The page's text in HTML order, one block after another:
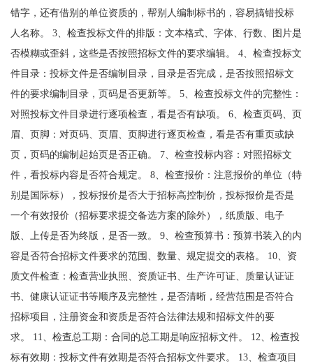
错字，还有借别的单位资质的，帮别人编制标书的，容易搞错投标
人名称。 3、检查投标文件的排版：文本格式、字体、行数、图片是
否模糊或歪斜，这些是否按照招标文件的要求编辑。 4、检查投标文
件目录：投标文件是否编制目录，目录是否完成，是否按照招标文
件的要求编制目录，页码是否更新等。 5、检查投标文件的完整性：
对照投标文件目录进行逐项检查，看是否有缺项。 6、检查页码、页
眉、页脚：对页码、页眉、页脚进行逐页检查，看是否有重页或缺
页，页码的编制起始页是否正确。 7、检查投标内容：对照招标文
件，看投标内容是否符合规定。 8、检查报价：注意报价的单位（特
别是国际标），投标报价是否大于招标高控制价，投标报价是否是
一个有效报价（招标要求提交备选方案的除外），纸质版、电子
版、上传是否为终版，是否一致。 9、检查预算书：预算书装入的内
容是否符合招标文件要求的范围、数量、规定提交的表格。 10、资
质文件检查：检查营业执照、资质证书、生产许可证、质量认证证
书、健康认证证书等顺序及完整性，是否清晰，经营范围是否符合
招标项目，注册资金和资质是否符合法律法规和招标文件的要
求。 11、检查总工期：合同的总工期是响应招标文件。 12、检查投
标有效期：投标文件有效期是否符合招标文件要求。 13、检查项目